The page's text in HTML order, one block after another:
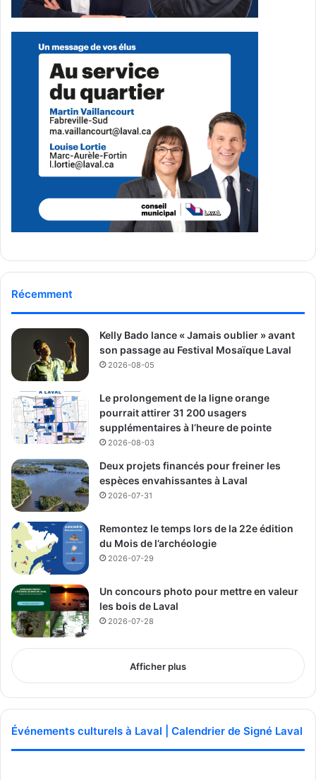
Récemment
Kelly Bado lance « Jamais oublier » avant
son passage au Festival Mosaïque Laval
2026-08-05
Le prolongement de la ligne orange
pourrait attirer 31 200 usagers
supplémentaires à l’heure de pointe
2026-08-03
Deux projets financés pour freiner les
espèces envahissantes à Laval
2026-07-31
Remontez le temps lors de la 22e édition
du Mois de l’archéologie
2026-07-29
Un concours photo pour mettre en valeur
les bois de Laval
2026-07-28
Afficher plus
Événements culturels à Laval | Calendrier de Signé Laval